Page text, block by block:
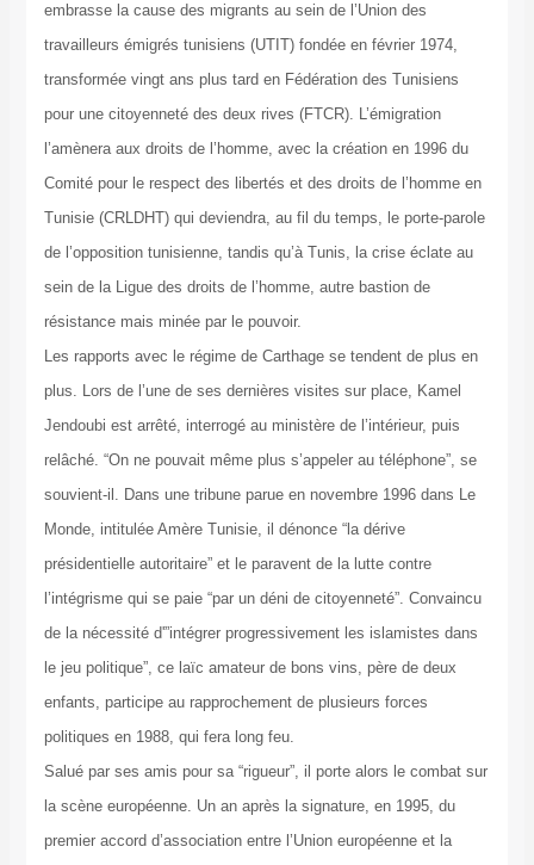
embrasse la cause des migrants au sein de l’Union des
travailleurs émigrés tunisiens (UTIT) fondée en février 1974,
transformée vingt ans plus tard en Fédération des Tunisiens
pour une citoyenneté des deux rives (FTCR). L’émigration
l’amènera aux droits de l’homme, avec la création en 1996 du
Comité pour le respect des libertés et des droits de l’homme en
Tunisie (CRLDHT) qui deviendra, au fil du temps, le porte-parole
de l’opposition tunisienne, tandis qu’à Tunis, la crise éclate au
sein de la Ligue des droits de l’homme, autre bastion de
résistance mais minée par le pouvoir.
Les rapports avec le régime de Carthage se tendent de plus en
plus. Lors de l’une de ses dernières visites sur place, Kamel
Jendoubi est arrêté, interrogé au ministère de l’intérieur, puis
relâché. “On ne pouvait même plus s’appeler au téléphone”, se
souvient-il. Dans une tribune parue en novembre 1996 dans Le
Monde, intitulée Amère Tunisie, il dénonce “la dérive
présidentielle autoritaire” et le paravent de la lutte contre
l’intégrisme qui se paie “par un déni de citoyenneté”. Convaincu
de la nécessité d'”intégrer progressivement les islamistes dans
le jeu politique”, ce laïc amateur de bons vins, père de deux
enfants, participe au rapprochement de plusieurs forces
politiques en 1988, qui fera long feu.
Salué par ses amis pour sa “rigueur”, il porte alors le combat sur
la scène européenne. Un an après la signature, en 1995, du
premier accord d’association entre l’Union européenne et la